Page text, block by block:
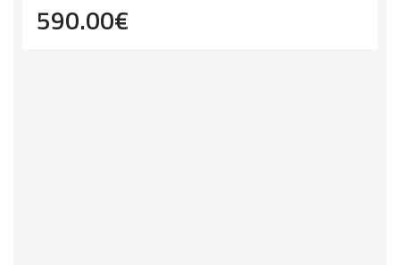
590.00€